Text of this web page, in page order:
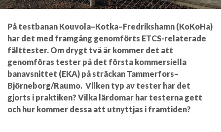
På testbanan Kouvola–Kotka–Fredrikshamn (KoKoHa)
har det med framgång genomförts ETCS-relaterade
fälttester. Om drygt två år kommer det att
genomföras tester på det första kommersiella
banavsnittet (EKA) på sträckan Tammerfors–
Björneborg/Raumo. Vilken typ av tester har det
gjorts i praktiken? Vilka lärdomar har testerna gett
och hur kommer dessa att utnyttjas i framtiden?